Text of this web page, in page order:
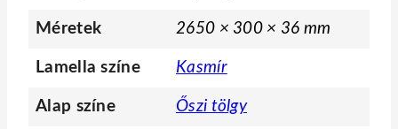
Méretek 2650 × 300 × 36 mm
Lamella színe Kasmír
Alap színe Őszi tölgy